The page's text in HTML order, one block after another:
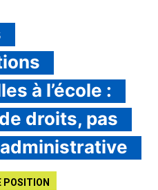
à l’école :
droits, pas
POSITION